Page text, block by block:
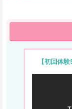
【初回体